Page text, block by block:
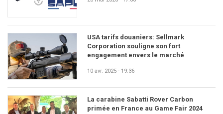
USA tarifs douaniers: Sellmark
Corporation souligne son fort
engagement envers le marché
10 avr. 2025 - 19:36
La carabine Sabatti Rover Carbon
primée en France au Game Fair 2024